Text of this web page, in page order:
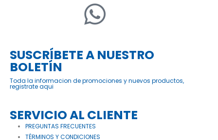
SUSCRÍBETE A NUESTRO
BOLETÍN
Toda la informacion de promociones y nuevos productos,
registrate aqui
SERVICIO AL CLIENTE
PREGUNTAS FRECUENTES
TÉRMINOS Y CONDICIONES